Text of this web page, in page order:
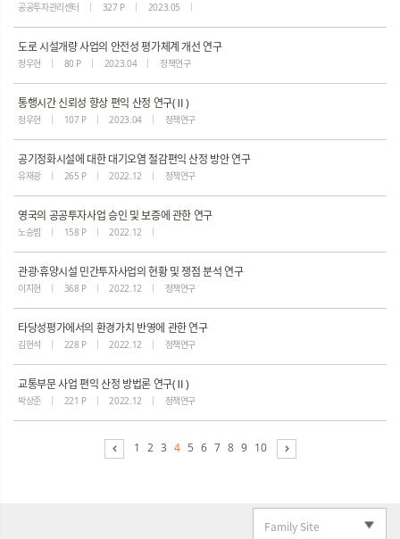
공공투자관리센터 327 P 2023.05
도로 시설개량 사업의 안전성 평가체계 개선 연구
정우현 80 P 2023.04 정책연구
통행시간 신뢰성 향상 편익 산정 연구(Ⅱ)
정우현 107 P 2023.04 정책연구
공기정화시설에 대한 대기오염 절감편익 산정 방안 연구
유재광 265 P 2022.12 정책연구
영국의 공공투자사업 승인 및 보증에 관한 연구
노승범 158 P 2022.12
관광·휴양시설 민간투자사업의 현황 및 쟁점 분석 연구
이지현 368 P 2022.12 정책연구
타당성평가에서의 환경가치 반영에 관한 연구
김현석 228 P 2022.12 정책연구
교통부문 사업 편익 산정 방법론 연구(Ⅱ)
박상준 221 P 2022.12 정책연구
1 2 3 4 5 6 7 8 9 10
Family Site